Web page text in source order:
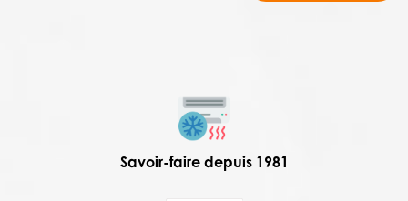
Savoir-faire depuis 1981